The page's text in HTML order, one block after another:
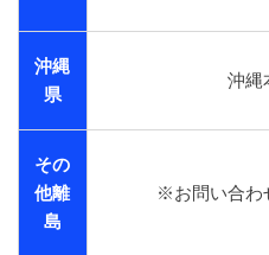
沖縄
県
沖縄
その
他離
島
※お問い合わ